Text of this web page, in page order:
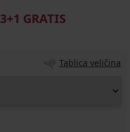
3+1 GRATIS
Tablica veličina